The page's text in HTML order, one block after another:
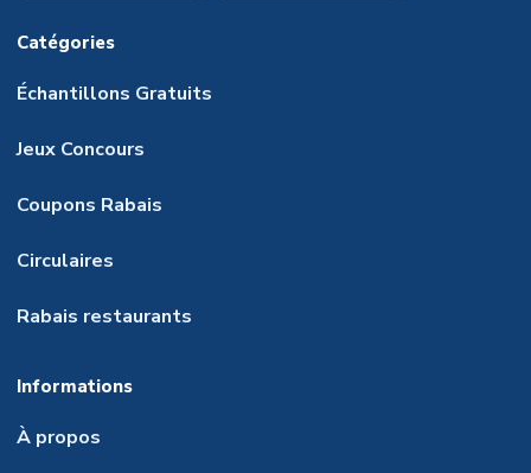
Catégories
Échantillons Gratuits
Jeux Concours
Coupons Rabais
Circulaires
Rabais restaurants
Informations
À propos